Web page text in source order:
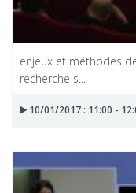
enjeux et méthodes
recherche s...
10/01/2017 : 11:00 -